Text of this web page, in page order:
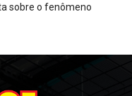
sobre o fenômeno